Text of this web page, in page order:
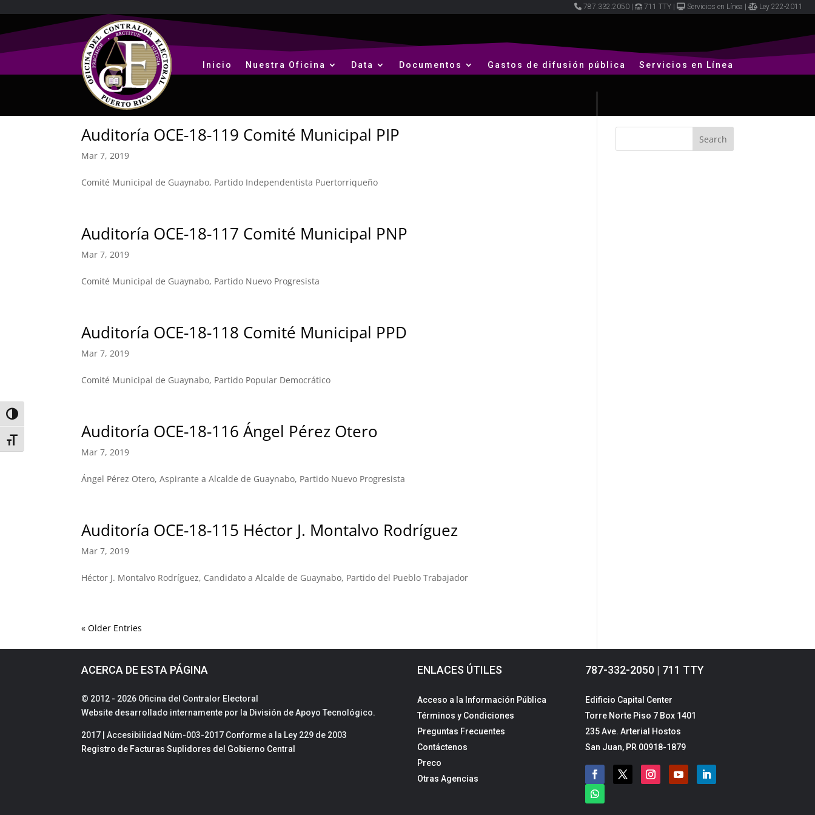
Toggle High Contrast
Toggle Font size
787.332.2050 711 TTY Servicios en Línea Ley 222-2011
Inicio Nuestra Oficina Data Documentos Gastos de difusión pública Servicios en Línea
Auditoría OCE-18-119 Comité Municipal PIP
Mar 7, 2019
Comité Municipal de Guaynabo, Partido Independentista Puertorriqueño
Auditoría OCE-18-117 Comité Municipal PNP
Mar 7, 2019
Comité Municipal de Guaynabo, Partido Nuevo Progresista
Auditoría OCE-18-118 Comité Municipal PPD
Mar 7, 2019
Comité Municipal de Guaynabo, Partido Popular Democrático
Auditoría OCE-18-116 Ángel Pérez Otero
Mar 7, 2019
Ángel Pérez Otero, Aspirante a Alcalde de Guaynabo, Partido Nuevo Progresista
Auditoría OCE-18-115 Héctor J. Montalvo Rodríguez
Mar 7, 2019
Héctor J. Montalvo Rodríguez, Candidato a Alcalde de Guaynabo, Partido del Pueblo Trabajador
« Older Entries
ACERCA DE ESTA PÁGINA
© 2012 - 2026 Oficina del Contralor Electoral
Website desarrollado internamente por la División de Apoyo Tecnológico.
2017 | Accesibilidad Núm-003-2017 Conforme a la Ley 229 de 2003
Registro de Facturas Suplidores del Gobierno Central
ENLACES ÚTILES
Acceso a la Información Pública
Términos y Condiciones
Preguntas Frecuentes
Contáctenos
Preco
Otras Agencias
787-332-2050 | 711 TTY
Edificio Capital Center
Torre Norte Piso 7 Box 1401
235 Ave. Arterial Hostos
San Juan, PR 00918-1879